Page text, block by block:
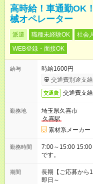
高時給！車通勤OK
械オペレーター
派遣 職種未経験OK 社会
WEB登録・面接OK
給与
時給1600円
交通費別途支
交通費 交通費支
勤務地
埼玉県久喜市
久喜駅
素材系メーカー
勤務時間
7:00～15:00 15:00～23:00
です。
期間
長期【ご応募から
即日～